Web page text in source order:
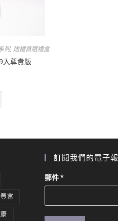
列, 送禮首選禮盒專區
入尊貴版
富
訂閱我們的電子報
郵件*